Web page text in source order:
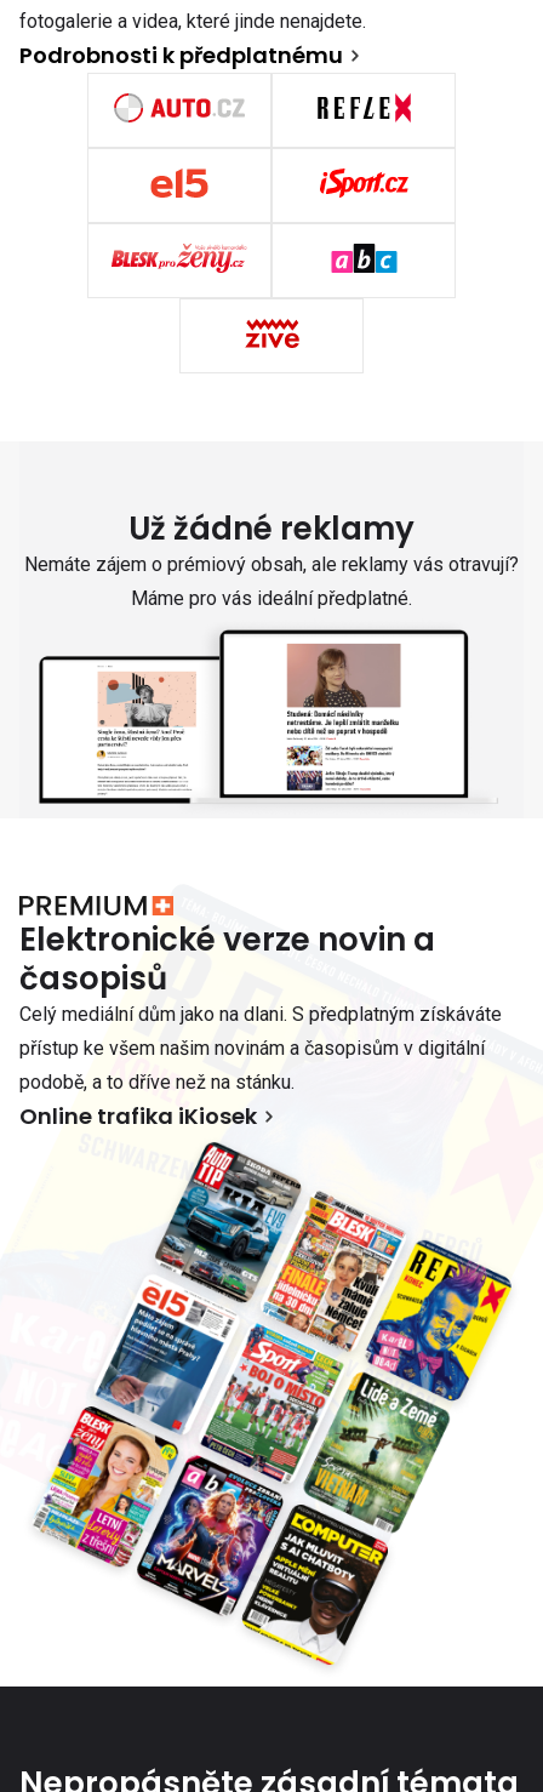
fotogalerie a videa, které jinde nenajdete.
Podrobnosti k předplatnému
Už žádné reklamy
Nemáte zájem o prémiový obsah, ale reklamy vás otravují?
Máme pro vás ideální předplatné.
Elektronické verze novin a
časopisů
Celý mediální dům jako na dlani. S předplatným získáváte
přístup ke všem našim novinám a časopisům v digitální
podobě, a to dříve než na stánku.
Online trafika iKiosek